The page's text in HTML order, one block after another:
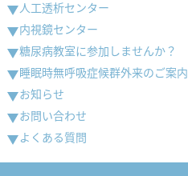
人工透析センター
内視鏡センター
糖尿病教室に参加しませんか？
睡眠時無呼吸症候群外来のご案内
お知らせ
お問い合わせ
よくある質問